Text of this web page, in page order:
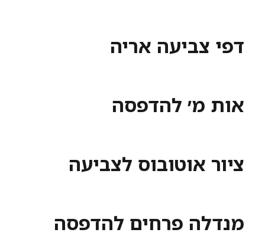
דפי צביעה אריה
אות מ׳ להדפסה
ציור אוטובוס לצביעה
מנדלה פרחים להדפסה